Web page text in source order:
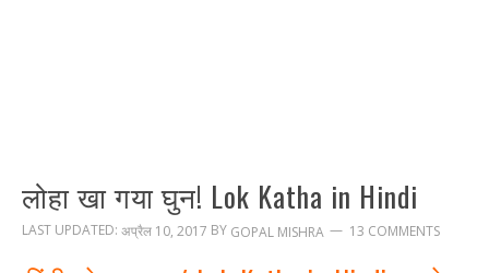
लोहा खा गया घुन! Lok Katha in Hindi
LAST UPDATED: अप्रैल 10, 2017 BY GOPAL MISHRA 13 COMMENTS